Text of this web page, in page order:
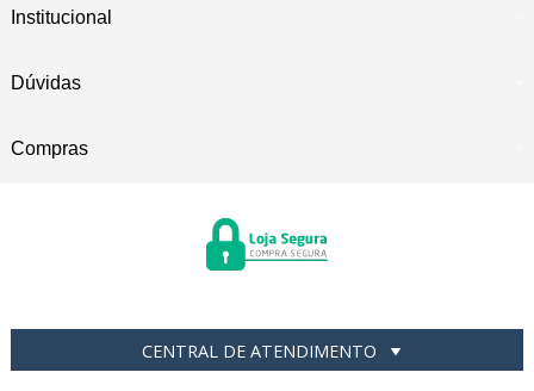
Institucional
Dúvidas
Compras
CENTRAL DE ATENDIMENTO